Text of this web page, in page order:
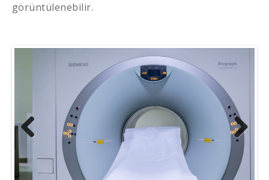
görüntülenebilir.
Previous Next